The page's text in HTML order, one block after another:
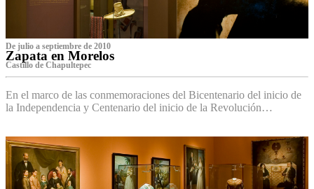
De julio a septiembre de 2010
Zapata en Morelos
Castillo de Chapultepec
En el marco de las conmemoraciones del Bicentenario del inicio de
la Independencia y Centenario del inicio de la Revolución…